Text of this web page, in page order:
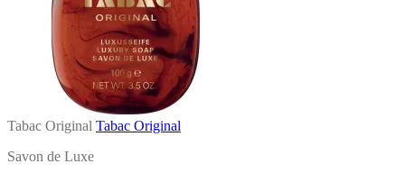
Tabac Original Tabac Original
Savon de Luxe